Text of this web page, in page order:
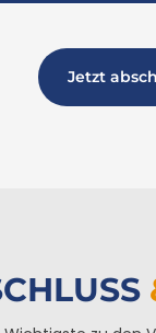
Jetzt